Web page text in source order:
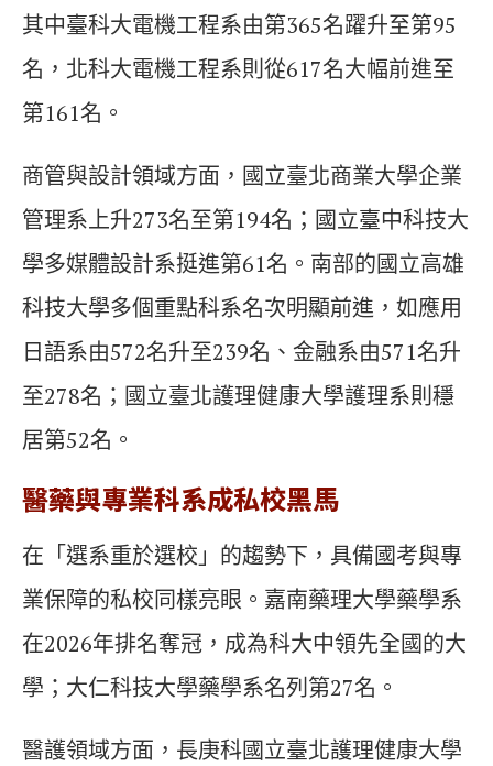
其中臺科大電機工程系由第365名躍升至第95
名，北科大電機工程系則從617名大幅前進至
第161名。
商管與設計領域方面，國立臺北商業大學企業
管理系上升273名至第194名；國立臺中科技大
學多媒體設計系挺進第61名。南部的國立高雄
科技大學多個重點科系名次明顯前進，如應用
日語系由572名升至239名、金融系由571名升
至278名；國立臺北護理健康大學護理系則穩
居第52名。
醫藥與專業科系成私校黑馬
在「選系重於選校」的趨勢下，具備國考與專
業保障的私校同樣亮眼。嘉南藥理大學藥學系
在2026年排名奪冠，成為科大中領先全國的大
學；大仁科技大學藥學系名列第27名。
醫護領域方面，長庚科國立臺北護理健康大學